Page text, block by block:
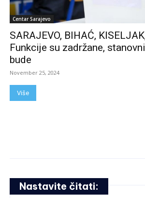
Centar Sarajevo
SARAJEVO, BIHAĆ,
Funkcije su zadržane,
bude
November 25, 2024
Više
Nastavite čitati: